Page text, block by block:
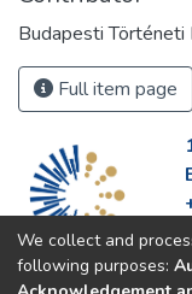
Budapesti Történeti
Full item page
We collect and
following purposes: